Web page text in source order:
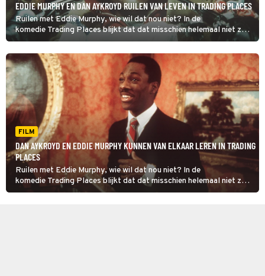
EDDIE MURPHY EN DAN AYKROYD RUILEN VAN LEVEN IN TRADING PLACES
Ruilen met Eddie Murphy, wie wil dat nou niet? In de
komedie Trading Places blijkt dat dat misschien helemaal niet zo'n
goed idee is.
FILM
DAN AYKROYD EN EDDIE MURPHY KUNNEN VAN ELKAAR LEREN IN TRADING
PLACES
Ruilen met Eddie Murphy, wie wil dat nou niet? In de
komedie Trading Places blijkt dat dat misschien helemaal niet zo'n
goed idee is.